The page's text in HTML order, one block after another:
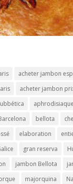
acheter jambon
acheter jambon
aphrodisiaque
bellota
elaboration
gran reserva
jambon Bellota
majorquina